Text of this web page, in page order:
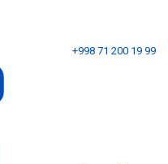
+998 71 200 19 99